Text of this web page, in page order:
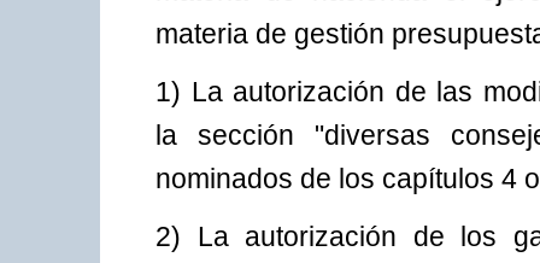
materia de gestión
1) La autorización de las
la sección "diversas
nominados de los capítulos 4
2) La autorización de los